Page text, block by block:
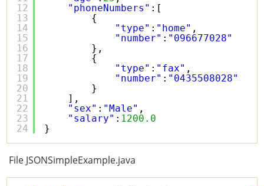
12
13
14
15
16
17
18
19
20
21
22
23
24
"phoneNumbers" :[
{
"type" : "home" ,
"number" : "096677028"
},
{
"type" : "fax" ,
"number" : "0435508028"
}
],
"sex" : "Male" ,
"salary" : 1200.0
}
File JSONSimpleExample.java